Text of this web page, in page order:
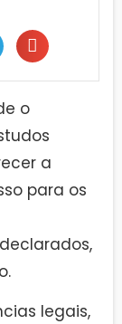
o
a
para os
legais,